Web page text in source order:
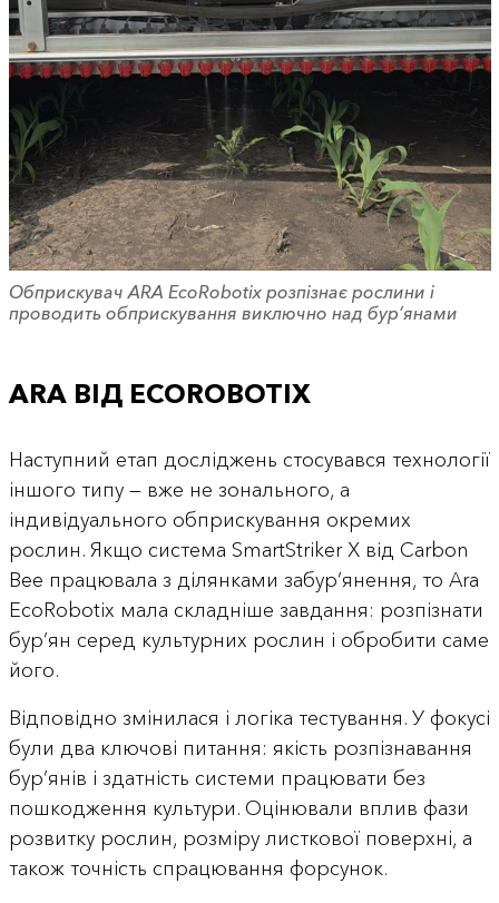
Обприскувач ARA EcoRobotix розпізнає рослини і
проводить обприскування виключно над бур’янами
ARA ВІД ECOROBOTIX
Наступний етап досліджень стосувався технології
іншого типу — вже не зонального, а
індивідуального обприскування окремих
рослин. Якщо система SmartStriker X від Carbon
Bee працювала з ділянками забур’янення, то Ara
EcoRobotix мала складніше завдання: розпізнати
бур’ян серед культурних рослин і обробити саме
його.
Відповідно змінилася і логіка тестування. У фокусі
були два ключові питання: якість розпізнавання
бур’янів і здатність системи працювати без
пошкодження культури. Оцінювали вплив фази
розвитку рослин, розміру листкової поверхні, а
також точність спрацювання форсунок.